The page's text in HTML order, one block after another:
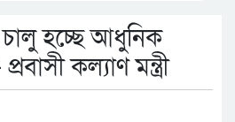
চালু হচ্ছে আধুনিক
কল্যাণ মন্ত্রী